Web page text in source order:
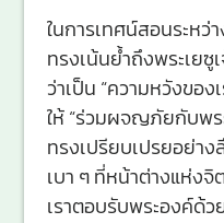
ในการเทศน์สอนระหว่
ทรงเน้นย้ำถึงพระเย
ว่าเป็น “ความหวังของ
ให้ “ร่วมผจญภัยกับพร
ทรงเปรียบเปรยอย่าง
เบา ๆ ที่หน้าต่างแห่ง
เราตอบรับพระองค์ด้ว